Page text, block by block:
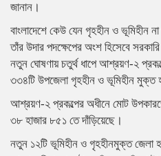
জানান।
বাংলাদেশে কেউ যেন গৃহহীন ও ভূমিহীন না
তাঁর উদার পদক্ষেপের অংশ হিসেবে
নতুন ঘোষণায় চতুর্থ ধাপে আশ্রয়ণ-২
৩৩৪টি উপজেলা গৃহহীন ও ভূমিহীন মুক্ত
আশ্রয়ণ-২ প্রকল্পের অধীনে মোট
৩৮ হাজার ৮৫১ তে দাঁড়িয়েছে।
নতুন ১২টি ভূমিহীন ও গৃহহীনমুক্ত জেলা